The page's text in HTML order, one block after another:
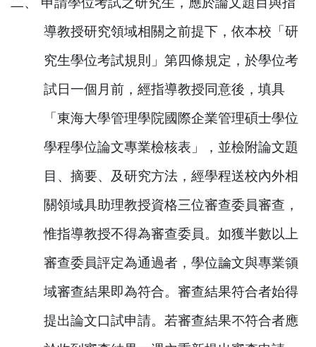
導教授研究領域相關之前提下，依本校「研
究生學位考試規則」第四條規定，於學位考
試日一個月前，經指導教授同意後，填具
「東海大學管理學院國際企業管理碩士學位
學程學位論文專業檢核表」，並檢附論文題
目、摘要、及研究方法，經學程送校內外相
關領域具助理教授資格三位審查委員審查，
惟指導教授不得為審查委員。如獲半數以上
審查委員評定為通過者，學位論文與專業領
域審查結果即為符合。審查結果符合者始得
提出論文口試申請。若審查結果不符合者應